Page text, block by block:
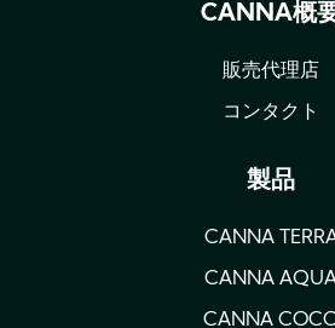
CANNA概
販売代理店
コンタクト
製品
CANNA
CANNA
CANNA